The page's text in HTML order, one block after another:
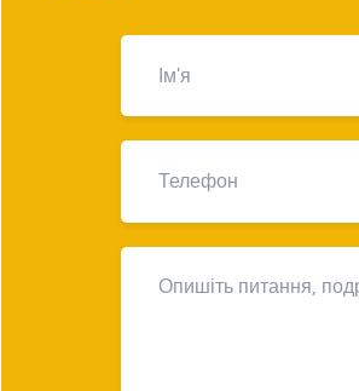
Символічна весілля — це
наповнена глибоким сенсом для
святкування кохання, які ви
суворих правил та вимог.
1. Свобода